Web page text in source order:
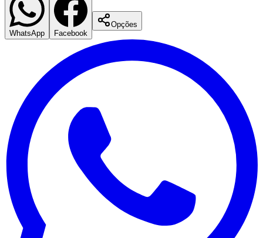
Vasco
WhatsApp Facebook
Opções